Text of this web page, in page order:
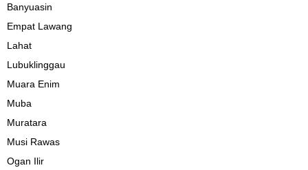
Banyuasin
Empat Lawang
Lahat
Lubuklinggau
Muara Enim
Muba
Muratara
Musi Rawas
Ogan Ilir